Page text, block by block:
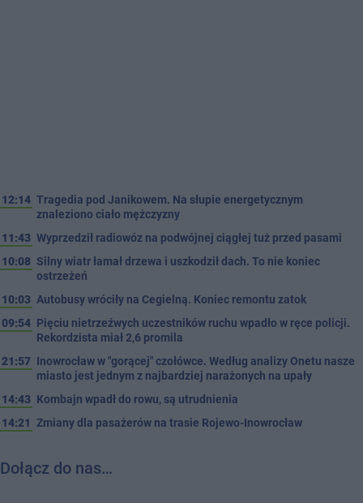
12:14 Tragedia pod Janikowem. Na słupie energetycznym
znaleziono ciało mężczyzny
11:43 Wyprzedził radiowóz na podwójnej ciągłej tuż przed pasami
10:08 Silny wiatr łamał drzewa i uszkodził dach. To nie koniec
ostrzeżeń
10:03 Autobusy wróciły na Cegielną. Koniec remontu zatok
09:54 Pięciu nietrzeźwych uczestników ruchu wpadło w ręce policji.
Rekordzista miał 2,6 promila
21:57 Inowrocław w "gorącej" czołówce. Według analizy Onetu nasze
miasto jest jednym z najbardziej narażonych na upały
14:43 Kombajn wpadł do rowu, są utrudnienia
14:21 Zmiany dla pasażerów na trasie Rojewo-Inowrocław
Dołącz do nas…